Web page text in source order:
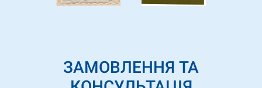
ЗАМОВЛЕННЯ ТА